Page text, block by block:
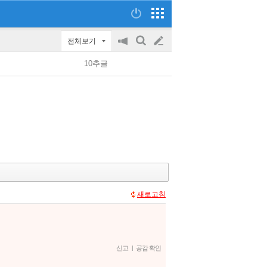
전체보기
공
on/off
검
글
쓰
10추글
새로고침
신고 | 공감 확인